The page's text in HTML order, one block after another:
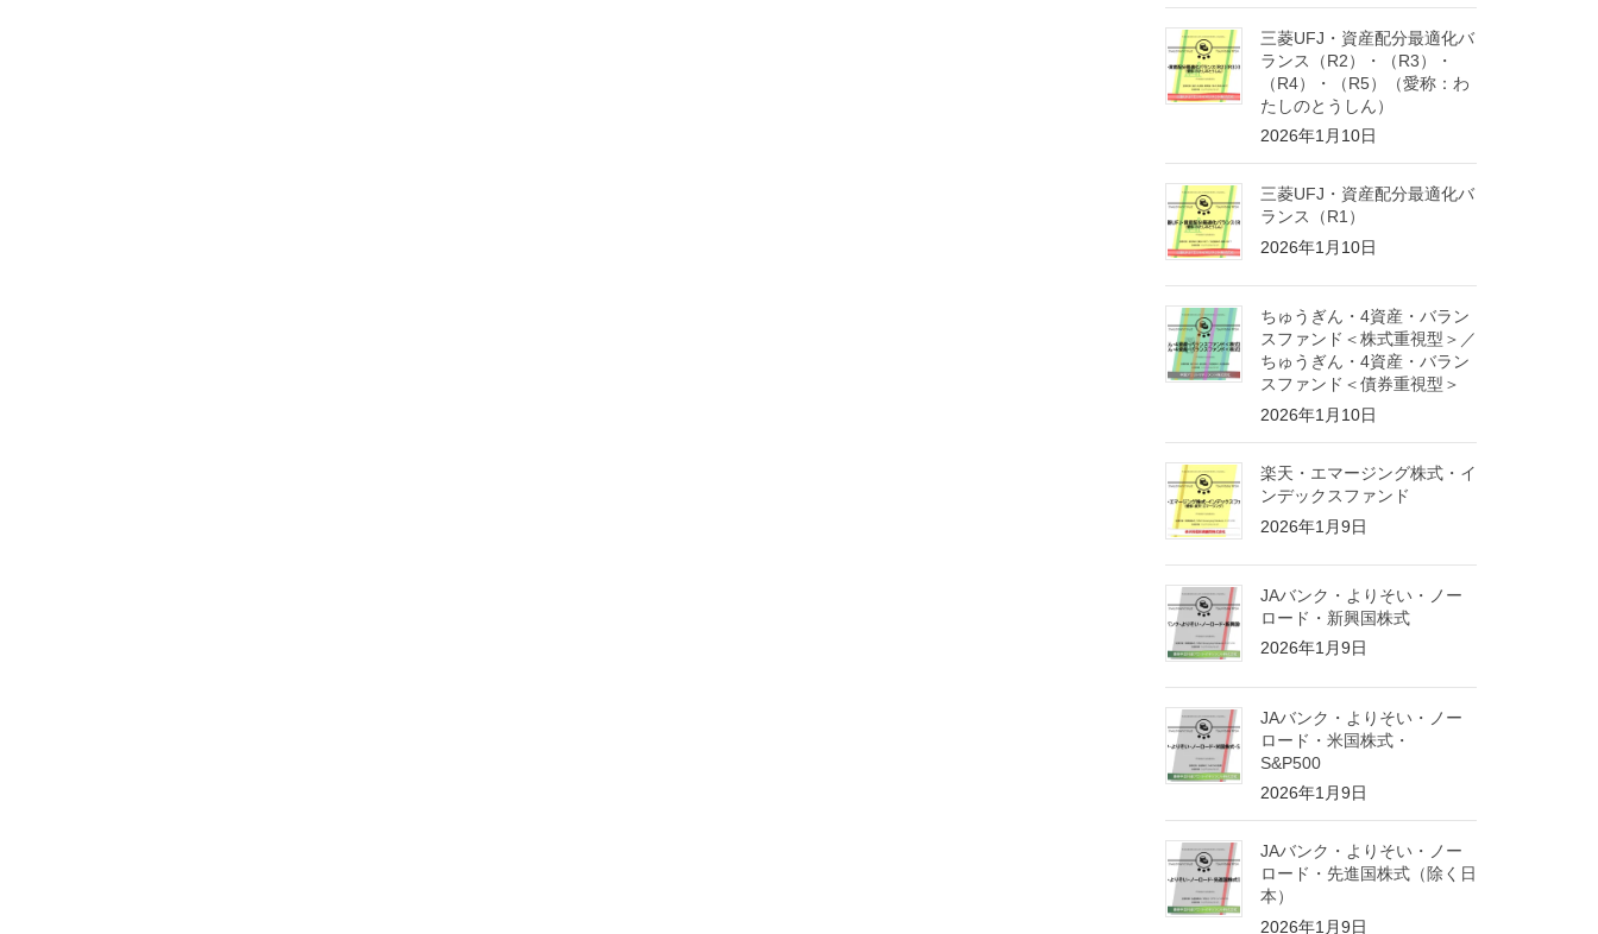
三菱UFJ・資産配分最適化バ
ランス（R2）・（R3）・
（R4）・（R5）（愛称：わ
たしのとうしん）
2026年1月10日
三菱UFJ・資産配分最適化バ
ランス（R1）
2026年1月10日
ちゅうぎん・4資産・バラン
スファンド＜株式重視型＞／
ちゅうぎん・4資産・バラン
スファンド＜債券重視型＞
2026年1月10日
楽天・エマージング株式・イ
ンデックスファンド
2026年1月9日
JAバンク・よりそい・ノー
ロード・新興国株式
2026年1月9日
JAバンク・よりそい・ノー
ロード・米国株式・
S&P500
2026年1月9日
JAバンク・よりそい・ノー
ロード・先進国株式（除く日
本）
2026年1月9日